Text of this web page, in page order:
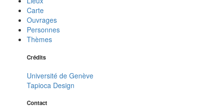
Carte
Ouvrages
Personnes
Thèmes
Crédits
Université de Genève
Tapioca Design
Contact